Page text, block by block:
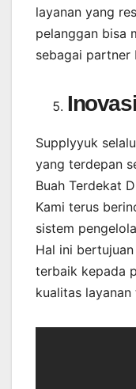
layanan yang
pelanggan bisa
sebagai partner
Supplyyuk
yang terdepan
Buah Terdekat
Kami terus
sistem
Hal ini
terbaik kepada
kualitas layanan